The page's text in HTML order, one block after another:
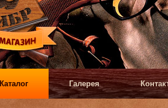
Каталог Галерея